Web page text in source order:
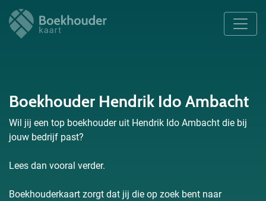
Boekhouder Hendrik Ido Ambacht
Wil jij een top boekhouder uit Hendrik Ido Ambacht die bij
jouw bedrijf past?
Lees dan vooral verder.
Boekhouderkaart zorgt dat jij die op zoek bent naar